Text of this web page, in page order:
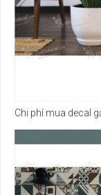
Chi phí mua decal